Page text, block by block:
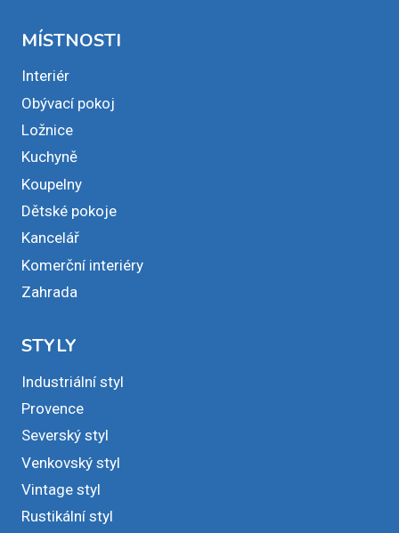
MÍSTNOSTI
Interiér
Obývací pokoj
Ložnice
Kuchyně
Koupelny
Dětské pokoje
Kancelář
Komerční interiéry
Zahrada
STYLY
Industriální styl
Provence
Severský styl
Venkovský styl
Vintage styl
Rustikální styl